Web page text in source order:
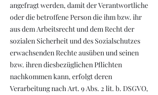
angefragt werden, damit der Verantwortliche
oder die betroffene Person die ihm bzw. ihr
aus dem Arbeitsrecht und dem Recht der
sozialen Sicherheit und des Sozialschutzes
erwachsenden Rechte ausüben und seinen
bzw. ihren diesbezüglichen Pflichten
nachkommen kann, erfolgt deren
Verarbeitung nach Art. 9 Abs. 2 lit. b. DSGVO,